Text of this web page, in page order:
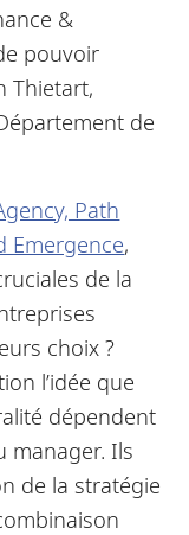
&
pouvoir
Thietart,
de
Path
Emergence,
de la
choix ?
l’idée que
dépendent
manager. Ils
de la stratégie